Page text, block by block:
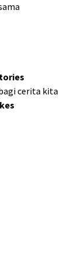
cerita kita